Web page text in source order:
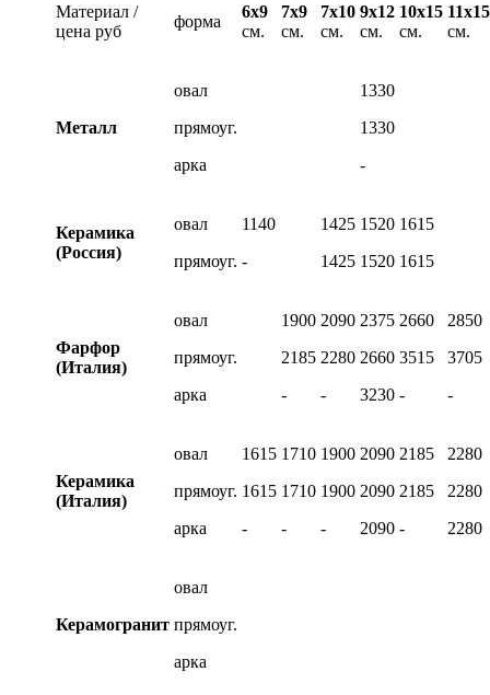
Материал /
цена руб
форма
6х9
см.
7х9
см.
7х10
см.
9х12
см.
10х15
см.
11х15
см.
Металл
овал
прямоуг.
арка
1330
1330
-
Керамика
(Россия)
овал
прямоуг.
1140
-
1425
1425
1520
1520
1615
1615
Фарфор
(Италия)
овал
прямоуг.
арка
1900
2185
-
2090
2280
-
2375
2660
3230
2660
3515
-
2850
3705
-
Керамика
(Италия)
овал
прямоуг.
арка
1615
1615
-
1710
1710
-
1900
1900
-
2090
2090
2090
2185
2185
-
2280
2280
2280
Керамогранит
овал
прямоуг.
арка